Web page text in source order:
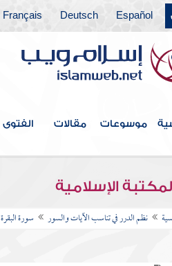
Español
Deutsch
Français
موسوعات مقالات الفتوى
الإسلامية
نظم الدرر في تناسب الآيات والسور سورة البقرة
سورة الفاتحة
سورة البقرة